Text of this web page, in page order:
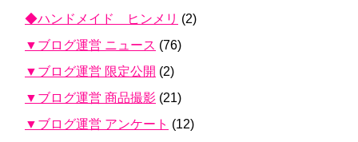
◆ハンドメイド ヒンメリ (2)
▼ブログ運営 ニュース (76)
▼ブログ運営 限定公開 (2)
▼ブログ運営 商品撮影 (21)
▼ブログ運営 アンケート (12)